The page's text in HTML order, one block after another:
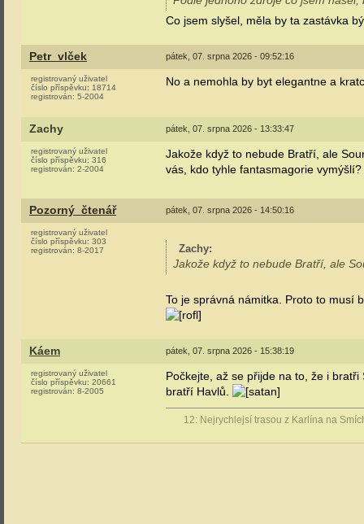
Co jsem slyšel, měla by ta zastávka
Petr_vlček pátek, 07. srpna 2026 - 09:52:16
registrovaný uživatel
číslo příspěvku: 18714
registrován: 5-2004
No a nemohla by byt elegantne a
Zachy pátek, 07. srpna 2026 - 13:33:47
registrovaný uživatel
číslo příspěvku: 316
registrován: 2-2004
Jakože když to nebude Bratří, ale
vás, kdo tyhle fantasmagorie vymýšlí?
Pozorný_čtenář pátek, 07. srpna 2026 - 14:50:16
registrovaný uživatel
číslo příspěvku: 303
registrován: 8-2017 Zachy:
Jakože když to nebude Bratří, ale
To je správná námitka. Proto to musí
Káem pátek, 07. srpna 2026 - 15:38:19
registrovaný uživatel
číslo příspěvku: 20661
registrován: 8-2005
Počkejte, až se přijde na to, že i
bratří Havlů.
12: Nejrychlejsí trasou z Karlína na